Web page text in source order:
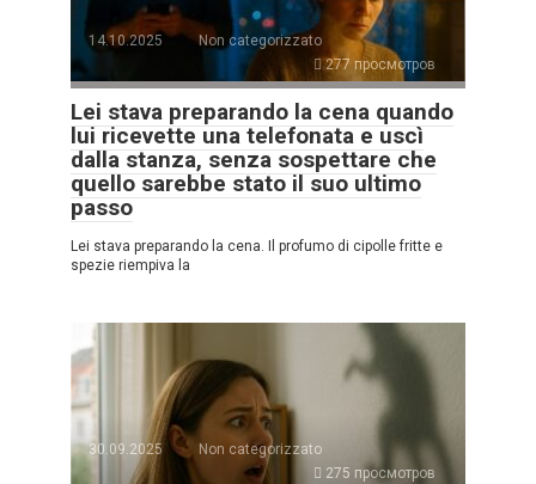
14.10.2025
Non categorizzato
277 просмотров
Lei stava preparando la cena quando
lui ricevette una telefonata e uscì
dalla stanza, senza sospettare che
quello sarebbe stato il suo ultimo
passo
Lei stava preparando la cena. Il profumo di cipolle fritte e
spezie riempiva la
30.09.2025
Non categorizzato
275 просмотров